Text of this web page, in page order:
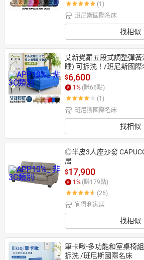
(1)
班尼斯國際名床
找相似
艾新覺羅五段式調整彈
睡) 可拆洗！/班尼斯國際
$6,600
1 % (賺66點)
(1)
班尼斯國際名床
找相似
◎半皮3人座沙發
居
$17,900
1 % (賺179點)
(26)
宜得利家居
找相似
筆卡啾-多功能和室桌椅
拆洗 /班尼斯國際名床